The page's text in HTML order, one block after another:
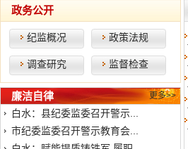
政务公开
纪监概况 政策法规
调查研究 监督检查
更多>>
廉洁自律
白水：县纪委监委召开警示...
市纪委监委召开警示教育会...